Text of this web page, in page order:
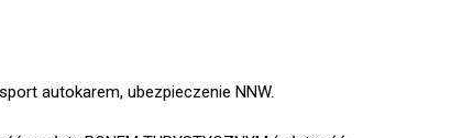
autokarem, ubezpieczenie NNW.